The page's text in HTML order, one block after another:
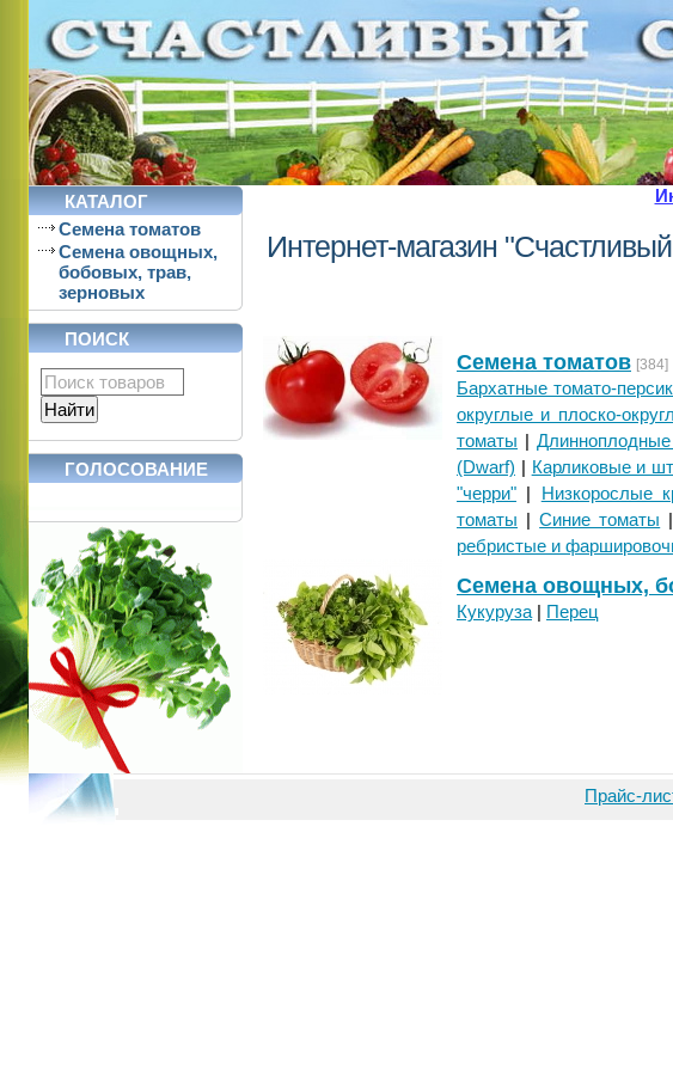
КАТАЛОГ
Cемена томатов
Семена овощных,
бобовых, трав,
зерновых
ПОИСК
ГОЛОСОВАНИЕ
Интернет-магазин
Cемена томатов [384]
Бархатные томато-
округлые и плоско-
томаты |
(Dwarf) | Карликовые и
"черри" | Низкорослые
томаты |Синие томаты
ребристые и
Семена овощных,
Кукуруза | Перец
Прайс-